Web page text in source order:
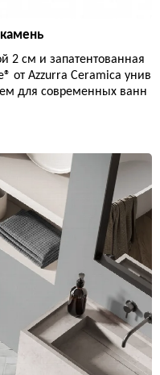
2 см и запатентованная
от Azzurra Ceramica унив
для современных ванн